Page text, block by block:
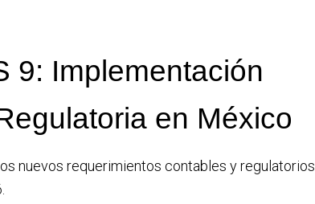
9: Implementación
en México
nuevos requerimientos contables y regulatorios